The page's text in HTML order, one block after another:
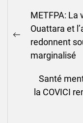
l’article
Previous
post:
METFPA: La
Ouattara et
redonnent
marginalisé
Santé
la COVICI